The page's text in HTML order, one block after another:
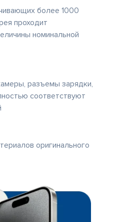
более 1000
проходит
номинальной
разъемы зарядки,
соответствуют
оригинального